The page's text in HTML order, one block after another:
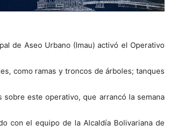
de Aseo Urbano (Imau) activó el Operativo
como ramas y troncos de árboles; tanques
este operativo, que arrancó la semana
con el equipo de la Alcaldía Bolivariana de